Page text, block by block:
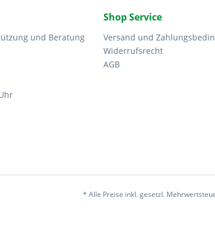
und Beratung
Shop Service
Versand und
Widerrufsrecht
AGB
* Alle Preise inkl. gesetzl.